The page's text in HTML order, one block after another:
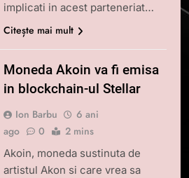
implicati in acest parteneriat…
Citește mai mult
Moneda Akoin va fi emisa
in blockchain-ul Stellar
Ion Barbu
6 ani
ago
0 2 mins
Akoin, moneda sustinuta de
artistul Akon si care vrea sa